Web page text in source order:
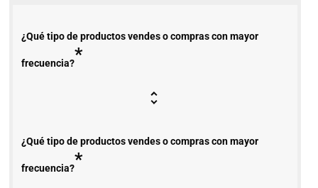
¿Qué tipo de productos vendes o compras con mayor
frecuencia?*
¿Qué tipo de productos vendes o compras con mayor
frecuencia?*